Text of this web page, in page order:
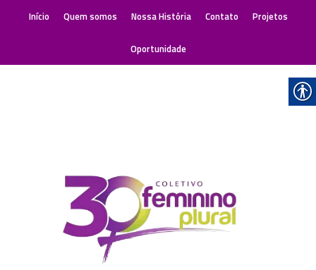
Início Quem somos Nossa História Contato Projetos
Oportunidade